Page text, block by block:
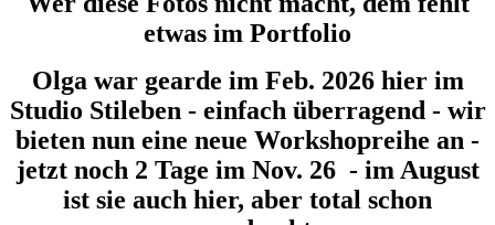
etwas im Portfolio
Olga war gearde im Feb. 2026 hier im
Studio Stileben - einfach überragend - wir
bieten nun eine neue Workshopreihe an -
jetzt noch 2 Tage im Nov. 26 - im August
ist sie auch hier, aber total schon